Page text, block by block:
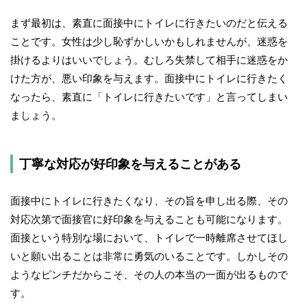
まず最初は、素直に面接中にトイレに行きたいのだと伝える
ことです。女性は少し恥ずかしいかもしれませんが、迷惑を
掛けるよりはいいでしょう。むしろ失禁して相手に迷惑をか
けた方が、悪い印象を与えます。面接中にトイレに行きたく
なったら、素直に「トイレに行きたいです」と言ってしまい
ましょう。
丁寧な対応が好印象を与えることがある
面接中にトイレに行きたくなり、その旨を申し出る際、その
対応次第で面接官に好印象を与えることも可能になります。
面接という特別な場において、トイレで一時離席させてほし
いと願い出ることは非常に勇気のいることです。しかしその
ようなピンチだからこそ、その人の本当の一面が出るもので
す。